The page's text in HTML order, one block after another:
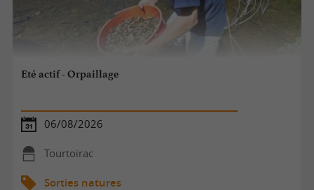
Eté actif - Orpaillage
06/08/2026
Tourtoirac
Sorties natures